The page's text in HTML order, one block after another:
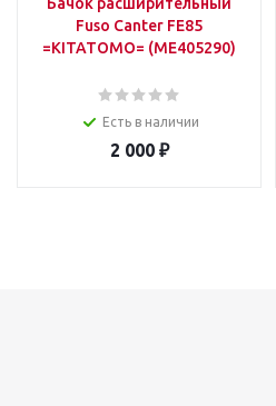
Fuso Canter FE85
=KITATOMO= (ME405290)
Есть в наличии
2 000₽